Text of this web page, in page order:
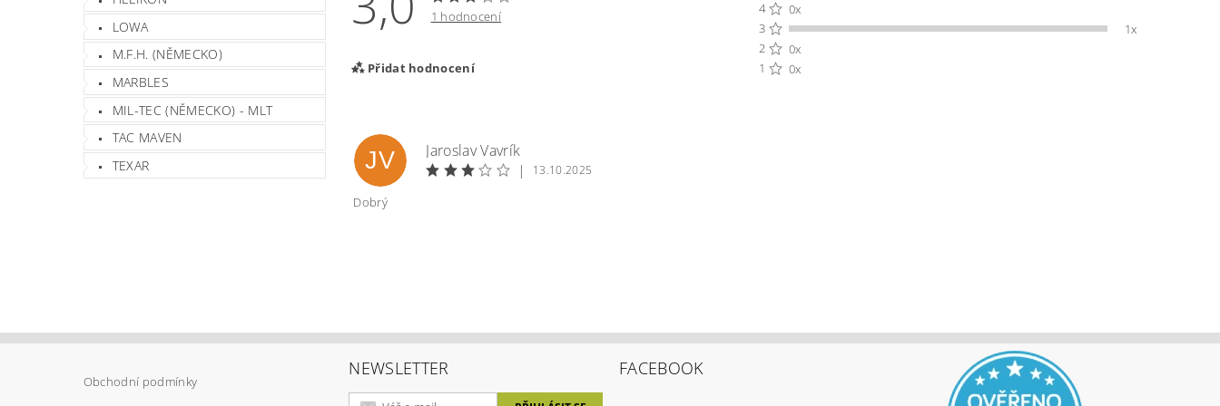
LOWA
M.F.H. (NĚMECKO)
MARBLES
MIL-TEC (NĚMECKO) - MLT
TAC MAVEN
TEXAR
1 hodnocení
Přidat hodnocení
4
0x
3
1x
2
0x
1
0x
JV
Jaroslav Vavrík
|
13.10.2025
Dobrý
Obchodní podmínky
NEWSLETTER FACEBOOK